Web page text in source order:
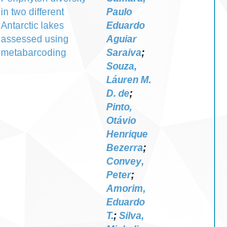
in two different
Antarctic lakes
assessed using
metabarcoding
Paulo
Eduardo
Aguiar
Saraiva;
Souza,
Láuren M.
D. de;
Pinto,
Otávio
Henrique
Bezerra;
Convey,
Peter;
Amorim,
Eduardo
T.; Silva,